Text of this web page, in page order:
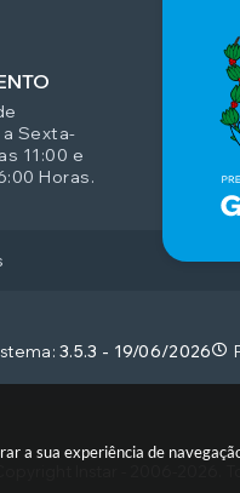
a sua experiência de
Sexta-
11:00 e
Horas.
3.5.3 - 19/06/2026